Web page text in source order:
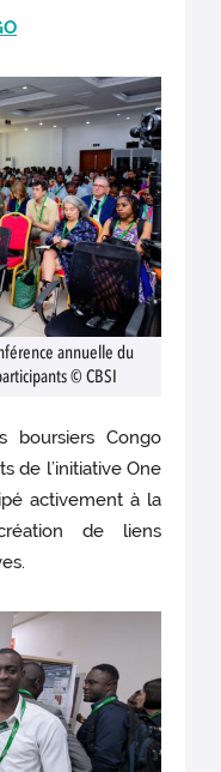
annuelle du
© CBSI
boursiers Congo
de l’initiative One
activement à la
de liens